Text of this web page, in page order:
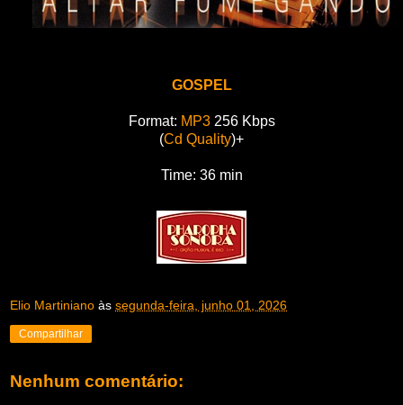
GOSPEL
Format: MP3256 Kbps
(Cd Quality)+
Time: 36 min
Elio Martiniano às segunda-feira, junho 01, 2026
Compartilhar
Nenhum comentário: